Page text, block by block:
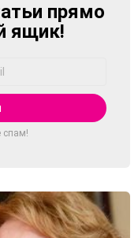
прямо
ящик!
спам!